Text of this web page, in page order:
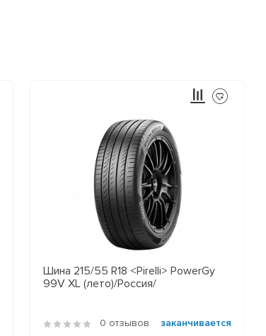
Шина 215/55 R18 <Pirelli> PowerGy
99V XL (лето)/Россия/
0 отзывов заканчивается